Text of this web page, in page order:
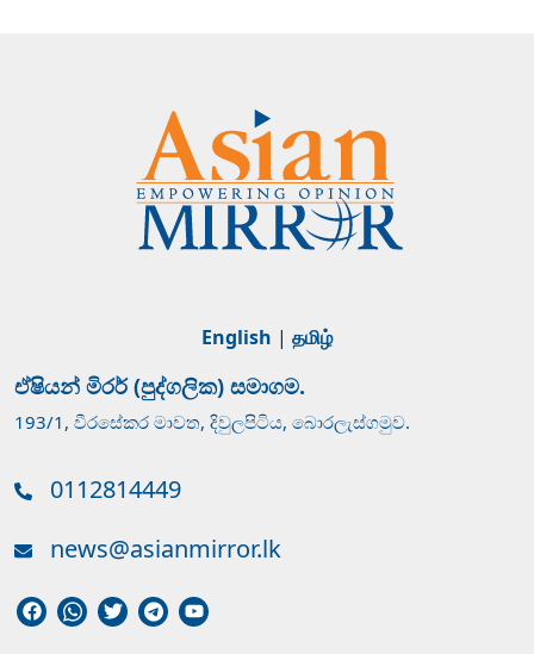
English | தமிழ்
ඒෂියන් මිරර් (පුද්ගලික) සමාගම.
193/1, වීරසේකර මාවත, දිවුලපිටිය, බොරලැස්ගමුව.
0112814449
news@asianmirror.lk